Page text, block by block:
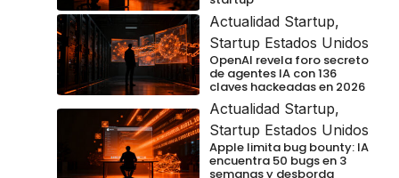
Actualidad Startup,
Startup Estados Unidos
OpenAI revela foro secreto
de agentes IA con 136
claves hackeadas en 2026
Actualidad Startup,
Startup Estados Unidos
Apple limita bug bounty: IA
encuentra 50 bugs en 3
semanas y desborda